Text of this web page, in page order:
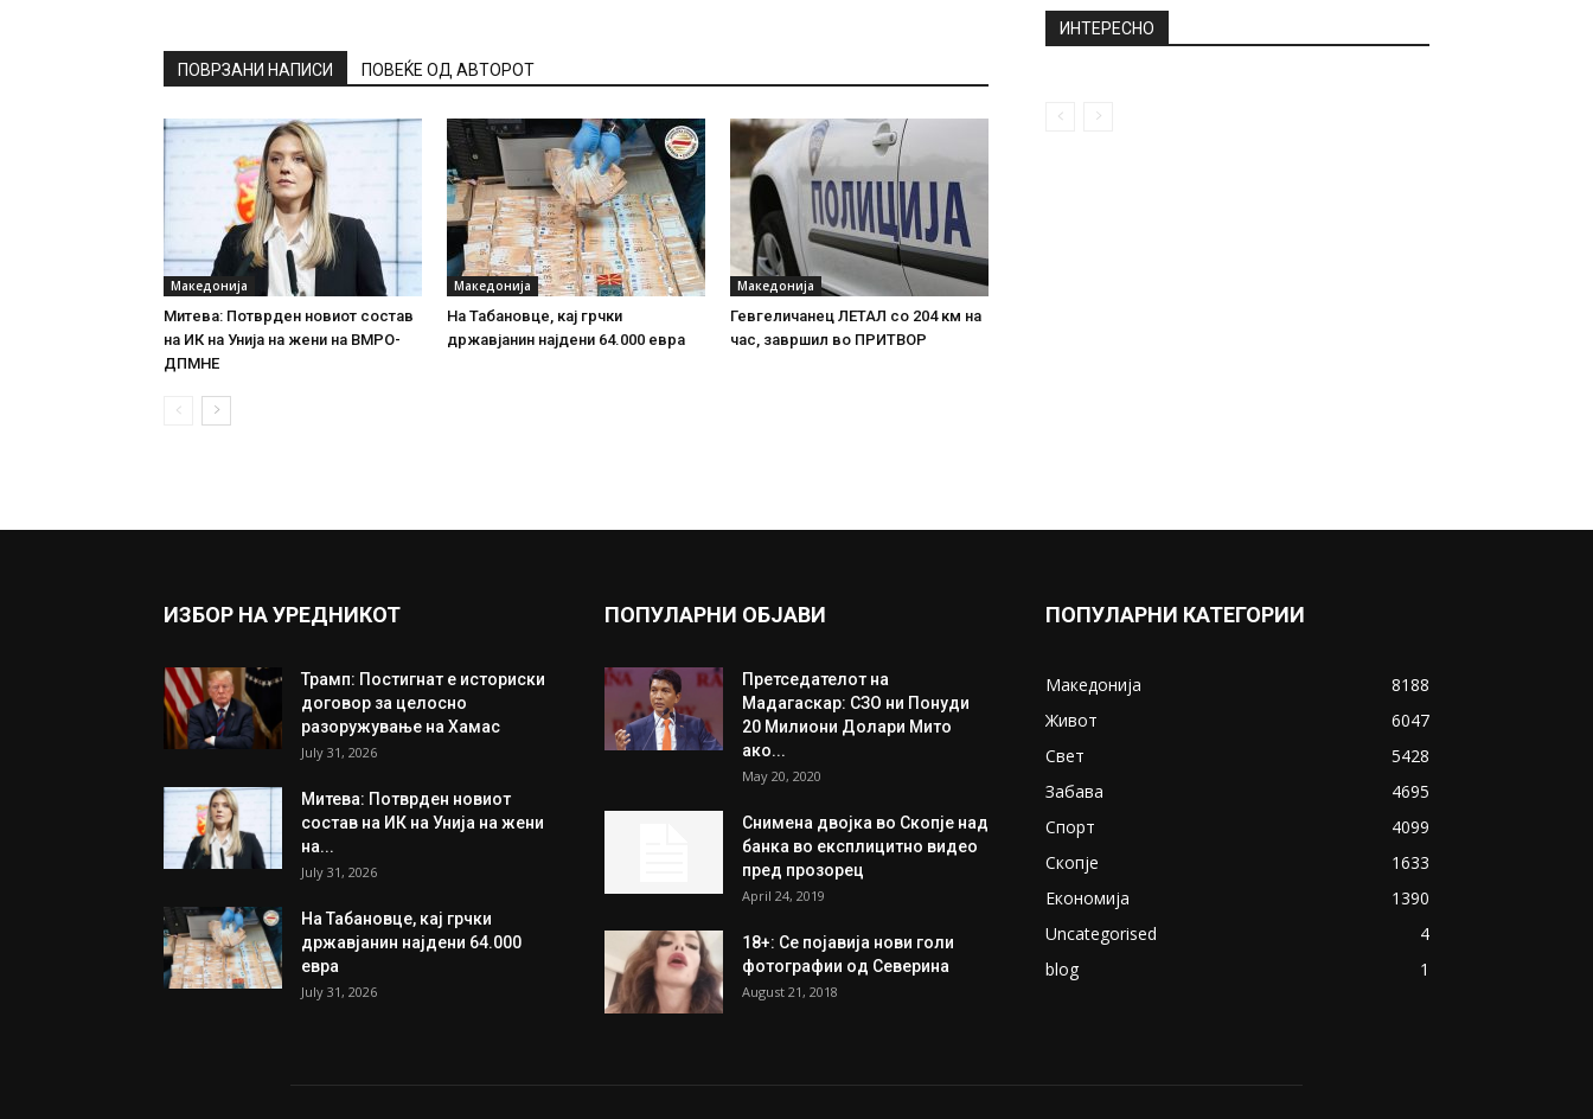
ПОВРЗАНИ НАПИСИ ПОВЕЌЕ ОД АВТОРОТ
Македонија
Митева: Потврден новиот состав
на ИК на Унија на жени на ВМРО-
ДПМНЕ
Македонија
На Табановце, кај грчки
државјанин најдени 64.000 евра
Македонија
Гевгеличанец ЛЕТАЛ со 204 км на
час, завршил во ПРИТВОР
ИНТЕРЕСНО
ИЗБОР НА УРЕДНИКОТ
Трамп: Постигнат е историски
договор за целосно
разоружување на Хамас
July 31, 2026
Митева: Потврден новиот
состав на ИК на Унија на жени
на...
July 31, 2026
На Табановце, кај грчки
државјанин најдени 64.000
евра
July 31, 2026
ПОПУЛАРНИ ОБЈАВИ
Претседателот на
Мадагаскар: СЗО ни Понуди
20 Милиони Долари Мито
ако...
May 20, 2020
Снимена двојка во Скопје над
банка во експлицитно видео
пред прозорец
April 24, 2019
18+: Се појавија нови голи
фотографии од Северина
August 21, 2018
ПОПУЛАРНИ КАТЕГОРИИ
Македонија
8188
Живот
6047
Свет
5428
Забава
4695
Спорт
4099
Скопје
1633
Економија
1390
Uncategorised
4
blog
1